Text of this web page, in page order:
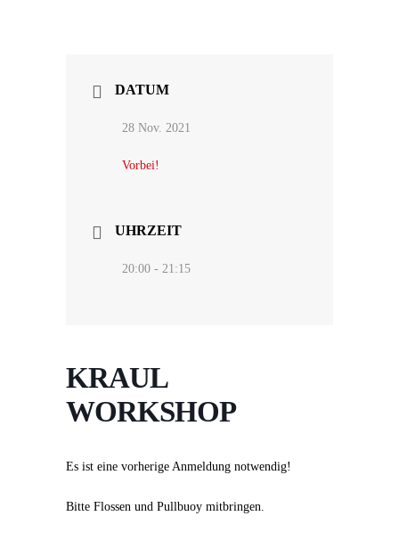
DATUM
28 Nov. 2021
Vorbei!
UHRZEIT
20:00 - 21:15
KRAUL
WORKSHOP
Es ist eine vorherige Anmeldung notwendig!
Bitte Flossen und Pullbuoy mitbringen.